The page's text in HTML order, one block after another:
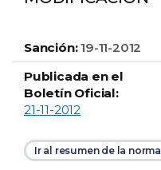
Sanción: 19-11-2012
Publicada en el
Boletín Oficial:
21-11-2012
Ir al resumen de la norma